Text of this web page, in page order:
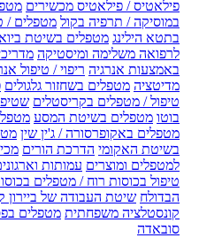
פילאטיס / פילאטיס מכשירים
במוסיקה / תרפיה בקול מטפלים /
בתטא הילינג מטפלים בשיטת
לרפואה משלימה ומיסטיקה
באמצעות אנרגיה ריפוי / טיפול
מדיטציה מטפלים בשחזור גלגולים
טיפול / מטפלים בקריסטלים
בוטו מטפלים בשיטת המסע
מטפלים באקופרסורה / ג'ין שין
בשיטת האקומי הדרכת הורים
למטפלים ומוצרים עמותות
טיפול בכוסות רוח / מטפלים
הבדולח שיטת העבודה של ביירון
קונסטלציה משפחתית מטפלים
סובאדה